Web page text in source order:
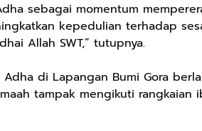
sebagai momentum
kepedulian terhadap
Allah SWT,” tutupnya.
Adha di Lapangan Bumi Gora
tampak mengikuti